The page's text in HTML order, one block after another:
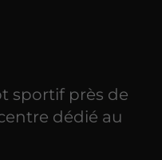
sportif près de
dédié au